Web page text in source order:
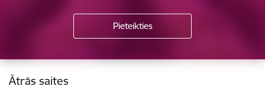
Kājene
Ātrās saites